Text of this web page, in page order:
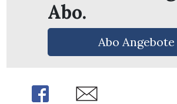
Abo.
Abo Angebote
Share Share